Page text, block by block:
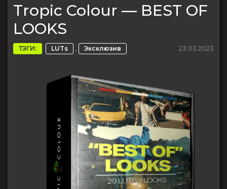
Tropic Colour — BEST OF
LOOKS
ТЭГИ: LUTs , Эксклюзив 23.03.2023